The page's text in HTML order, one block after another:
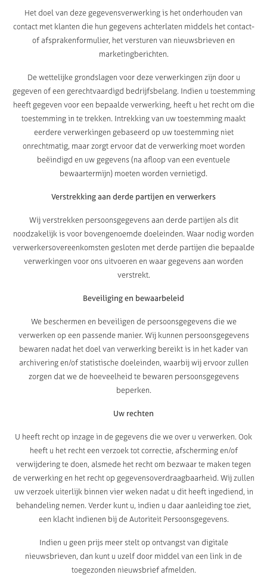
Het doel van deze gegevensverwerking is het onderhouden van
contact met klanten die hun gegevens achterlaten middels het contact-
of afsprakenformulier, het versturen van nieuwsbrieven en
marketingberichten.
De wettelijke grondslagen voor deze verwerkingen zijn door u
gegeven of een gerechtvaardigd bedrijfsbelang. Indien u toestemming
heeft gegeven voor een bepaalde verwerking, heeft u het recht om die
toestemming in te trekken. Intrekking van uw toestemming maakt
eerdere verwerkingen gebaseerd op uw toestemming niet
onrechtmatig, maar zorgt ervoor dat de verwerking moet worden
beëindigd en uw gegevens (na afloop van een eventuele
bewaartermijn) moeten worden vernietigd.
Verstrekking aan derde partijen en verwerkers
Wij verstrekken persoonsgegevens aan derde partijen als dit
noodzakelijk is voor bovengenoemde doeleinden. Waar nodig worden
verwerkersovereenkomsten gesloten met derde partijen die bepaalde
verwerkingen voor ons uitvoeren en waar gegevens aan worden
verstrekt.
Beveiliging en bewaarbeleid
We beschermen en beveiligen de persoonsgegevens die we
verwerken op een passende manier. Wij kunnen persoonsgegevens
bewaren nadat het doel van verwerking bereikt is in het kader van
archivering en/of statistische doeleinden, waarbij wij ervoor zullen
zorgen dat we de hoeveelheid te bewaren persoonsgegevens
beperken.
Uw rechten
U heeft recht op inzage in de gegevens die we over u verwerken. Ook
heeft u het recht een verzoek tot correctie, afscherming en/of
verwijdering te doen, alsmede het recht om bezwaar te maken tegen
de verwerking en het recht op gegevensoverdraagbaarheid. Wij zullen
uw verzoek uiterlijk binnen vier weken nadat u dit heeft ingediend, in
behandeling nemen. Verder kunt u, indien u daar aanleiding toe ziet,
een klacht indienen bij de Autoriteit Persoonsgegevens.
Indien u geen prijs meer stelt op ontvangst van digitale
nieuwsbrieven, dan kunt u uzelf door middel van een link in de
toegezonden nieuwsbrief afmelden.